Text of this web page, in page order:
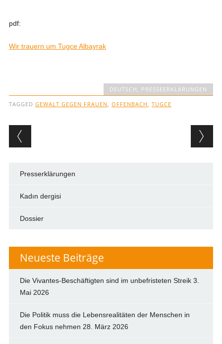
pdf:
Wir trauern um Tugce Albayrak
DEUTSCH , PRESSEERKLÄRUNGEN
TAGGED GEWALT GEGEN FRAUEN, OFFENBACH , TUGCE
Post navigation
Presserklärungen
Kadın dergisi
Dossier
Neueste Beiträge
Die Vivantes-Beschäftigten sind im unbefristeten Streik 3.
Mai 2026
Die Politik muss die Lebensrealitäten der Menschen in
den Fokus nehmen 28. März 2026